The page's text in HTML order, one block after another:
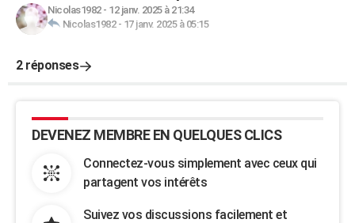
Nicolas1982- 12 janv. 2025 à 21:34
Nicolas1982- 17 janv. 2025 à 05:15
2 réponses
DEVENEZ MEMBRE EN QUELQUES CLICS
Connectez-vous simplement avec ceux qui
partagent vos intérêts
Suivez vos discussions facilement et